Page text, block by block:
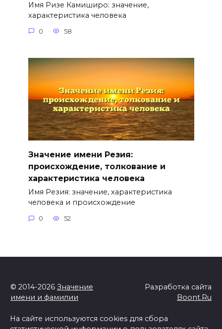
Имя Ризе Камиширо: значение,
характеристика человека
0 58
Значение имени Резия:
происхождение, толкование и
характеристика человека
Имя Резия: значение, характеристика
человека и происхождение
0 52
© 2014-2026 Значение
имени и фамилии
Разработка сайта
Boont.Ru
На сайте используются cookies для сбора